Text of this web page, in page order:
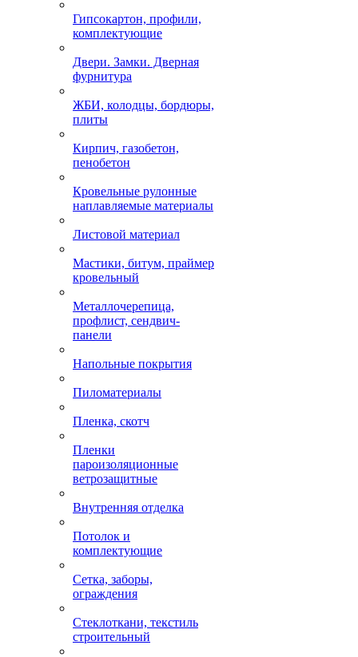
Гипсокартон, профили,
комплектующие
Двери. Замки. Дверная
фурнитура
ЖБИ, колодцы, бордюры,
плиты
Кирпич, газобетон,
пенобетон
Кровельные рулонные
наплавляемые материалы
Листовой материал
Мастики, битум, праймер
кровельный
Металлочерепица,
профлист, сендвич-
панели
Напольные покрытия
Пиломатериалы
Пленка, скотч
Пленки
пароизоляционные
ветрозащитные
Внутренняя отделка
Потолок и
комплектующие
Сетка, заборы,
ограждения
Стеклоткани, текстиль
строительный